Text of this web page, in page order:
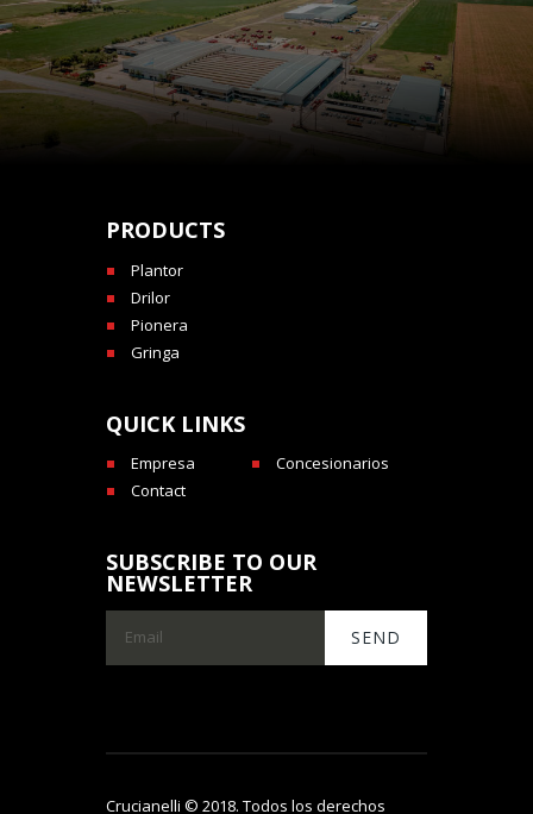
PRODUCTS
Plantor
Drilor
Pionera
Gringa
QUICK LINKS
Empresa
Concesionarios
Contact
SUBSCRIBE TO OUR
NEWSLETTER
Crucianelli © 2018. Todos los derechos